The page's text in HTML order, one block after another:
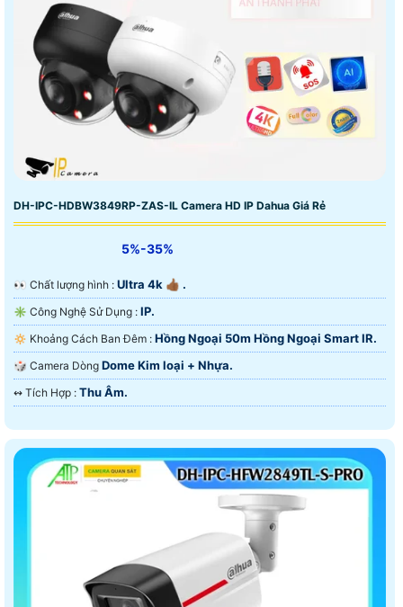
DH-IPC-HDBW3849RP-ZAS-IL Camera HD IP Dahua Giá Rẻ
5%-35%
️👀 Chất lượng hình : Ultra 4k 👍🏾 .
✳️ Công Nghệ Sử Dụng : IP.
🔅 Khoảng Cách Ban Đêm : Hồng Ngoại 50m Hồng Ngoại Smart IR.
🎲 Camera Dòng Dome Kim loại + Nhựa.
️↭ Tích Hợp : Thu Âm.